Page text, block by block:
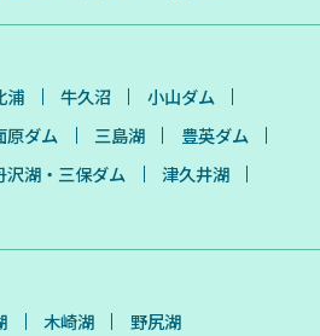
浦 牛久沼
小山ダム
原ダム 三島湖
豊英ダム
沢湖・三保ダム
津久井湖
木崎湖 野尻湖